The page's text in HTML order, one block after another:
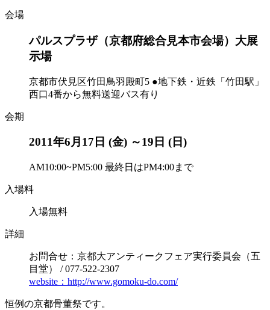
会場
パルスプラザ（京都府総合見本市会場）大展
示場
京都市伏見区竹田鳥羽殿町5 ●地下鉄・近鉄「竹田駅」
西口4番から無料送迎バス有り
会期
2011年6月17日 (金) ～19日 (日)
AM10:00~PM5:00 最終日はPM4:00まで
入場料
入場無料
詳細
お問合せ：京都大アンティークフェア実行委員会（五
目堂） / 077-522-2307
website：http://www.gomoku-do.com/
恒例の京都骨董祭です。